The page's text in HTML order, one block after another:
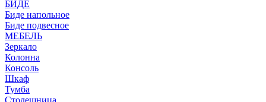
БИДЕ
Биде напольное
Биде подвесное
МЕБЕЛЬ
Зеркало
Колонна
Консоль
Шкаф
Тумба
Столешница